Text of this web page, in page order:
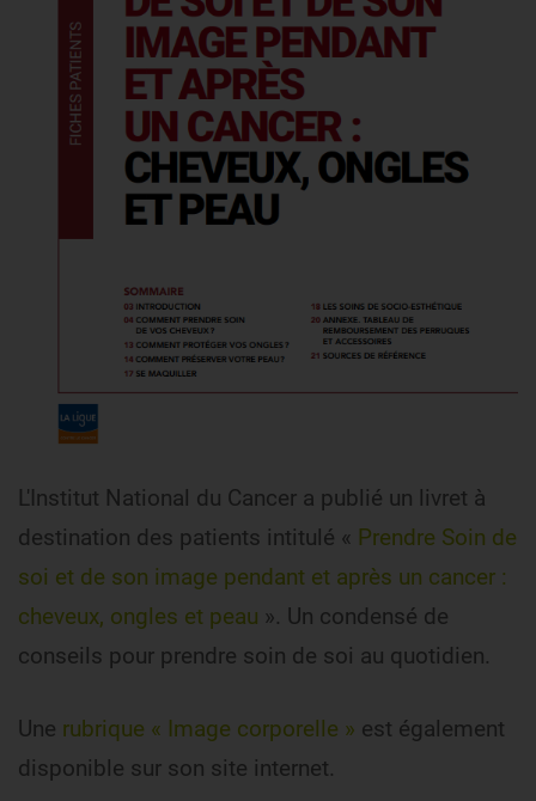
L'Institut National du Cancer a publié un livret à
destination des patients intitulé « Prendre Soin de
soi et de son image pendant et après un cancer :
cheveux, ongles et peau ». Un condensé de
conseils pour prendre soin de soi au quotidien.
Une rubrique « Image corporelle » est également
disponible sur son site internet.